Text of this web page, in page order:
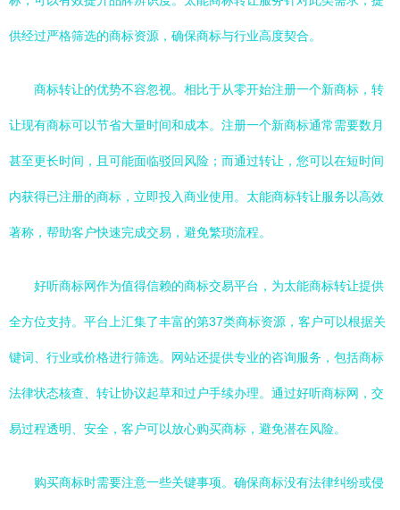
供经过严格筛选的商标资源，确保商标与行业高度契合。
商标转让的优势不容忽视。相比于从零开始注册一个新商标，转
让现有商标可以节省大量时间和成本。注册一个新商标通常需要数月
甚至更长时间，且可能面临驳回风险；而通过转让，您可以在短时间
内获得已注册的商标，立即投入商业使用。太能商标转让服务以高效
著称，帮助客户快速完成交易，避免繁琐流程。
好听商标网作为值得信赖的商标交易平台，为太能商标转让提供
全方位支持。平台上汇集了丰富的第37类商标资源，客户可以根据关
键词、行业或价格进行筛选。网站还提供专业的咨询服务，包括商标
法律状态核查、转让协议起草和过户手续办理。通过好听商标网，交
易过程透明、安全，客户可以放心购买商标，避免潜在风险。
购买商标时需要注意一些关键事项。确保商标没有法律纠纷或侵